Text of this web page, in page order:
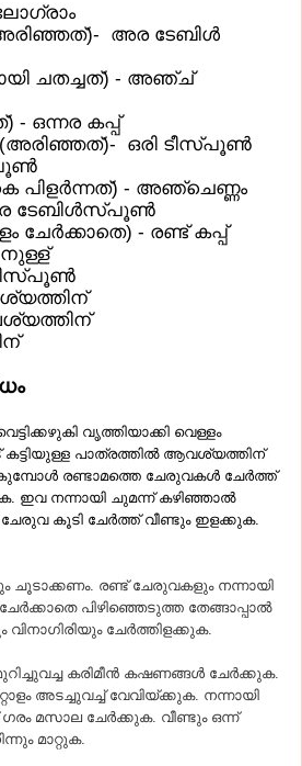
അര ടേബിള്‍
ചതച്ചത്‌) - അഞ്ച്‌
ഒന്നര കപ്പ്‌
ഒരി ടീസ്‌പൂണ്‍
പിളര്‍ന്നത്‌) - അഞ്ചെണ്ണം
ടേബിള്‍സ്‌പൂണ്‍
ചേര്‍ക്കാതെ) - രണ്ട്‌ കപ്പ്‌
നുള്ള്‌
ടീസ്‌പൂണ്‍
വൃത്തിയാക്കി വെള്ളം
പാത്രത്തില്‍ ആവശ്യത്തിന്‌
രണ്ടാമത്തെ ചേരുവകള്‍ ചേര്‍ത്ത്‌
ഇവ നന്നായി ചുമന്ന്‌ കഴിഞ്ഞാല്‍
കൂടി ചേര്‍ത്ത്‌ വീണ്ടും ഇളക്കുക.
ചൂടാക്കണം. രണ്ട്‌ ചേരുവകളും നന്നായി
പിഴിഞ്ഞെടുത്ത തേങ്ങാപ്പാല്‍
വിനാഗിരിയും ചേര്‍ത്തിളക്കുക.
കരിമീന്‍ കഷണങ്ങള്‍ ചേര്‍ക്കുക.
അടച്ചുവച്ച്‌ വേവിയ്‌ക്കുക. നന്നായി
മസാല ചേര്‍ക്കുക. വീണ്ടും ഒന്ന്‌
മാറ്റുക.